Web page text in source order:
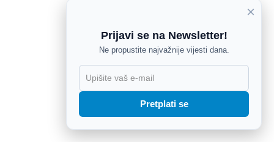
×
Prijavi se na Newsletter!
Ne propustite najvažnije vijesti dana.
Pretplati se